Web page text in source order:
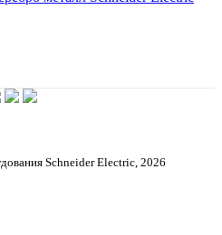
Schneider Electric, 2026